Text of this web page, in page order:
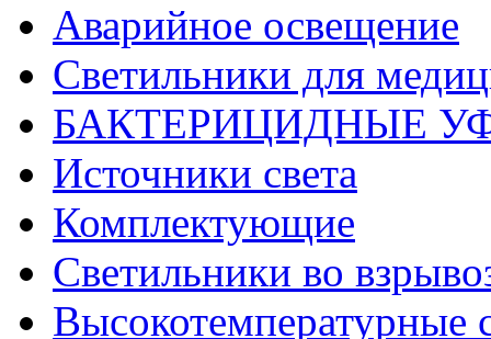
Аварийное освещение
Светильники для
БАКТЕРИЦИДНЫЕ
Источники света
Комплектующие
Светильники во
Высокотемпературные